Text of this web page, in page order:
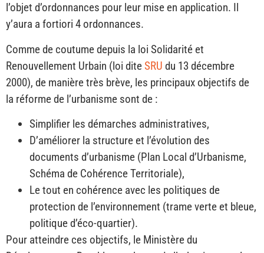
l’objet d’ordonnances pour leur mise en application. Il
y’aura a fortiori 4 ordonnances.
Comme de coutume depuis la loi Solidarité et
Renouvellement Urbain (loi diteSRU du 13 décembre
2000), de manière très brève, les principaux objectifs de
la réforme de l’urbanisme sont de :
Simplifier les démarches administratives,
D’améliorer la structure et l’évolution des
documents d’urbanisme (Plan Local d’Urbanisme,
Schéma de Cohérence Territoriale),
Le tout en cohérence avec les politiques de
protection de l’environnement (trame verte et bleue,
politique d’éco-quartier).
Pour atteindre ces objectifs, le Ministère du